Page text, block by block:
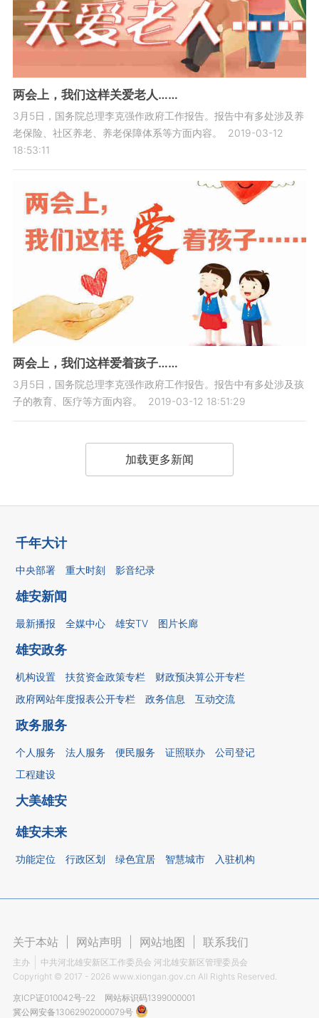
两会上，我们这样关爱老人……
3月5日，国务院总理李克强作政府工作报告。报告中有多处涉及养
老保险、社区养老、养老保障体系等方面内容。
2019-03-12
18:53:11
两会上，我们这样爱着孩子……
3月5日，国务院总理李克强作政府工作报告。报告中有多处涉及孩
子的教育、医疗等方面内容。
2019-03-12 18:51:29
加载更多新闻
千年大计
中央部署 重大时刻 影音纪录
雄安新闻
最新播报 全媒中心 雄安TV 图片长廊
雄安政务
机构设置 扶贫资金政策专栏
财政预决算公开专栏
政府网站年度报表公开专栏
政务信息 互动交流
政务服务
个人服务 法人服务 便民服务 证照联办
公司登记
工程建设
大美雄安
雄安未来
功能定位 行政区划 绿色宜居 智慧城市 入驻机构
关于本站 网站声明 网站地图 联系我们
主办
中共河北雄安新区工作委员会 河北雄安新区管理委员会
Copyright © 2017 - 2026 www.xiongan.gov.cn All Rights Reserved.
京ICP证010042号-22
网站标识码1399000001
冀公网安备13062902000079号